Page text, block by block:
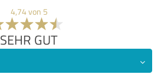
4,74 von 5
SEHR GUT